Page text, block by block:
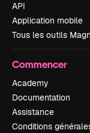
API
Application mobile
Tous les outils
Commencer
Academy
Documentation
Assistance
Conditions